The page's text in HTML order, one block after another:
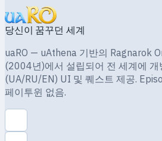
당신이 꿈꾸던 세계
uaRO — uAthena 기반의 Ragnarok
(2004년)에서 설립되어 전 세계에 개
(UA/RU/EN) UI 및 퀘스트 제공.
페이투윈 없음.